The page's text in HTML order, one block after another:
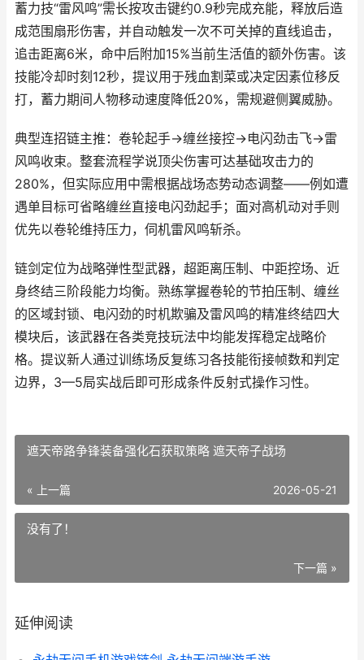
蓄力技“雷风鸣”需长按攻击键约0.9秒完成充能，释放后造
成范围扇形伤害，并自动触发一次不可关掉的直线追击，
追击距离6米，命中后附加15%当前生活值的额外伤害。该
技能冷却时刻12秒，提议用于残血割菜或决定因素位移反
打，蓄力期间人物移动速度降低20%，需规避侧翼威胁。
典型连招链主推：卷轮起手→缠丝接控→电闪劲击飞→雷
风鸣收束。整套流程学说顶尖伤害可达基础攻击力的
280%，但实际应用中需根据战场态势动态调整——例如遭
遇单目标可省略缠丝直接电闪劲起手；面对高机动对手则
优先以卷轮维持压力，伺机雷风鸣斩杀。
链剑定位为战略弹性型武器，超距离压制、中距控场、近
身终结三阶段能力均衡。熟练掌握卷轮的节拍压制、缠丝
的区域封锁、电闪劲的时机欺骗及雷风鸣的精准终结四大
模块后，该武器在各类竞技玩法中均能发挥稳定战略价
格。提议新人通过训练场反复练习各技能衔接帧数和判定
边界，3—5局实战后即可形成条件反射式操作习性。
遮天帝路争锋装备强化石获取策略 遮天帝子战场
« 上一篇 2026-05-21
没有了！
下一篇 »
延伸阅读